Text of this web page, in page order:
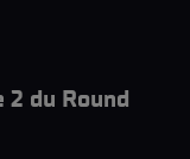
2 du Round